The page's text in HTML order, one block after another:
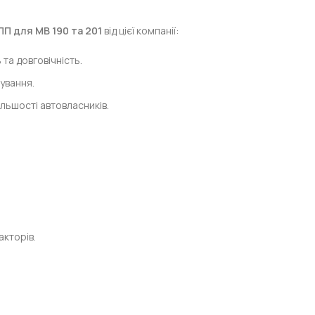
для МВ 190 та 201 від цієї компанії:
довговічність.
автовласників.